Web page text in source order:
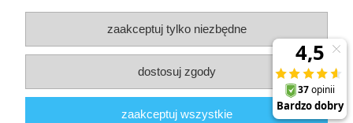
INFORMACJE
// ul. Przemysłowa 11a, 75-216 Koszalin // NIP669-050-03-43
zaakceptuj tylko niezbędne
dostosuj zgody
zaakceptuj wszystkie